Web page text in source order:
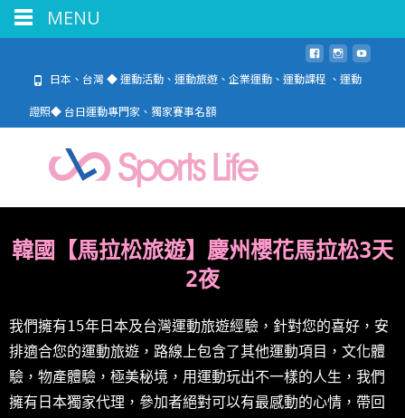
日本、台灣 ◆ 運動活動、運動旅遊、企業運動、運動課程 、運動
證照◆ 台日運動專門家、獨家賽事名額
韓國【馬拉松旅遊】慶州櫻花馬拉松3天
2夜
我們擁有15年日本及台灣運動旅遊經驗，針對您的喜好，安
排適合您的運動旅遊，路線上包含了其他運動項目，文化體
驗，物產體驗，極美秘境，用運動玩出不一樣的人生，我們
擁有日本獨家代理，參加者絕對可以有最感動的心情，帶回
MENU